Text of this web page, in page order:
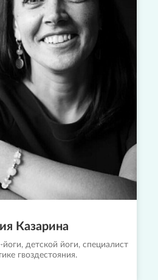
Казарина
детской йоги, специалист
гвоздестояния.